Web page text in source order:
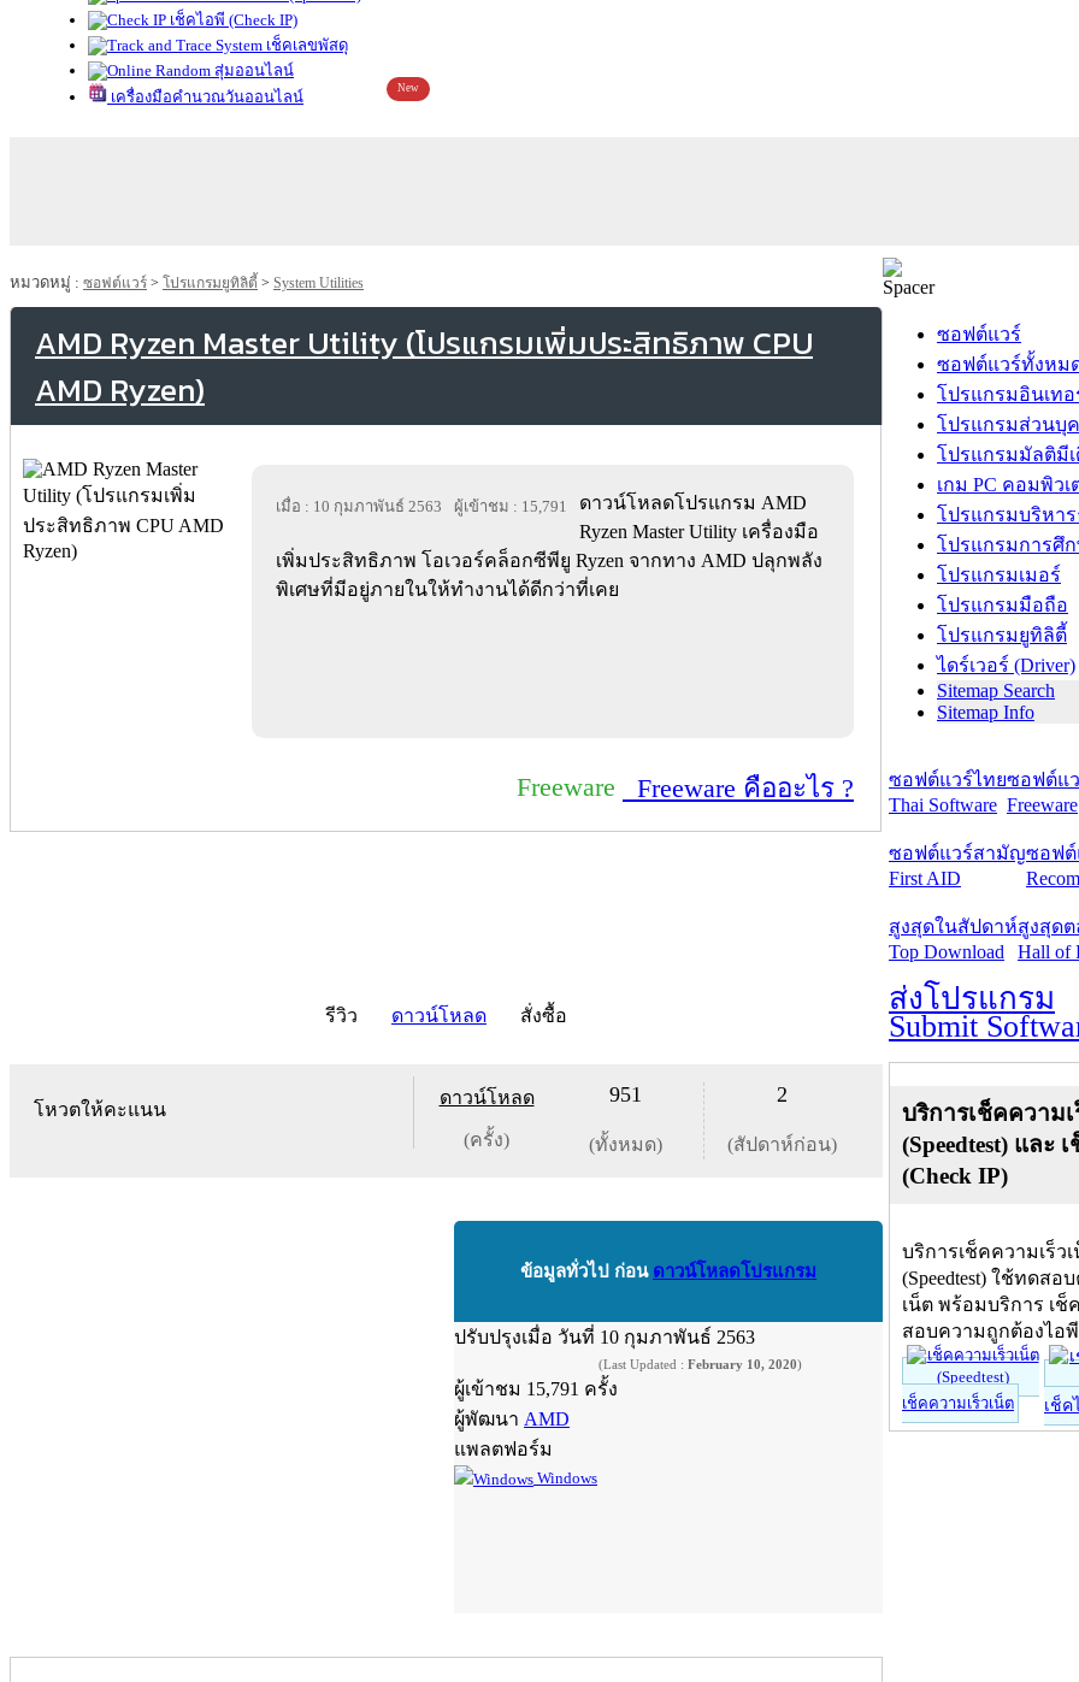
เช็คไอพี (Check IP)
เช็คเลขพัสดุ
สุ่มออนไลน์
เครื่องมือคำนวณวันออนไลน์
New
หมวดหมู่ : ซอฟต์แวร์ > โปรแกรมยูทิลิตี้ > System Utilities
AMD Ryzen Master Utility (โปรแกรมเพิ่มประสิทธิภาพ CPU
AMD Ryzen)
เมื่อ : 10 กุมภาพันธ์ 2563 ผู้เข้าชม : 15,791
ดาวน์โหลดโปรแกรม AMD
Ryzen Master Utility เครื่องมือ
เพิ่มประสิทธิภาพ โอเวอร์คล็อกซีพียู Ryzen จากทาง AMD ปลุกพลัง
พิเศษที่มีอยู่ภายในให้ทำงานได้ดีกว่าที่เคย
Freeware Freeware คืออะไร ?
รีวิว ดาวน์โหลด สั่งซื้อ
โหวตให้คะแนน
ดาวน์โหลด
(ครั้ง)
951
(ทั้งหมด)
2
(สัปดาห์ก่อน)
ข้อมูลทั่วไป ก่อน ดาวน์โหลดโปรแกรม
ปรับปรุงเมื่อ วันที่ 10 กุมภาพันธ์ 2563
(Last Updated : February 10, 2020)
ผู้เข้าชม 15,791 ครั้ง
ผู้พัฒนา AMD
แพลตฟอร์ม
Windows
ซอฟต์แวร์
ซอฟต์แวร์ทั้งหม
โปรแกรมอินเทอ
โปรแกรมส่วนบุ
โปรแกรมมัลติมีเ
เกม PC คอมพิวเ
โปรแกรมบริหา
โปรแกรมการศึ
โปรแกรมเมอร์
โปรแกรมมือถือ
โปรแกรมยูทิลิตี้
ไดร์เวอร์ (Driver)
Sitemap Search
Sitemap Info
ซอฟต์แวร์ไทย
Thai Software
ซอฟต์แ
Freeware
ซอฟต์แวร์สามัญ
First AID
ซอฟต์
สูงสุดในสัปดาห์
Top Download
สูงสุด
Hall of
ส่งโปรแกรม
Submit
บริการเช็คความเ
(Speedtest) และ
(Check IP)
บริการเช็คความเร็ว
(Speedtest) ใช้ทดสอ
เน็ต พร้อมบริการ เช็
สอบความถูกต้องไอ
เช็คความเร็วเน็ต เช็ค